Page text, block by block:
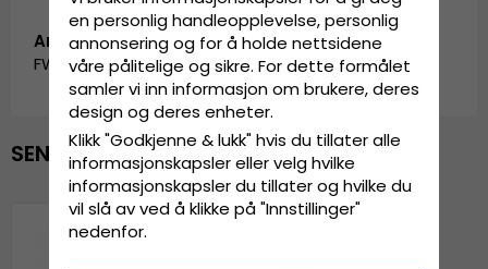
Artikkel-ID:
FW_70881711.black-2
SENEST VISTE
en personlig handleopplevelse, personlig
annonsering og for å holde nettsidene
våre pålitelige og sikre. For dette formålet
samler vi inn informasjon om brukere, deres
design og deres enheter.
Klikk "Godkjenne & lukk" hvis du tillater alle
informasjonskapsler eller velg hvilke
informasjonskapsler du tillater og hvilke du
vil slå av ved å klikke på "Innstillinger"
nedenfor.